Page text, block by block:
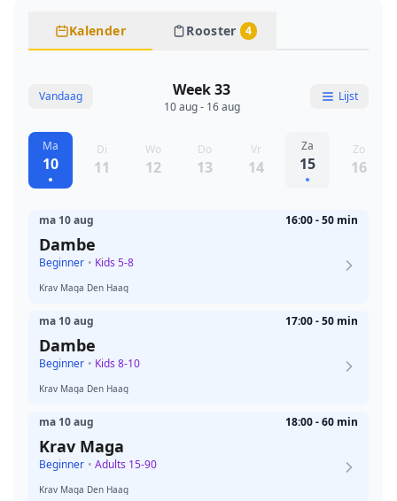
Kalender Rooster 4
Vandaag Week 33
10 aug - 16 aug
Lijst
Ma
10
Di
11
Wo
12
Do
13
Vr
14
Za
15
Zo
16
ma 10 aug 16:00 - 50 min
Dambe
Beginner • Kids 5-8
Krav Maga Den Haag
ma 10 aug 17:00 - 50 min
Dambe
Beginner • Kids 8-10
Krav Maga Den Haag
ma 10 aug 18:00 - 60 min
Krav Maga
Beginner • Adults 15-90
Krav Maga Den Haag